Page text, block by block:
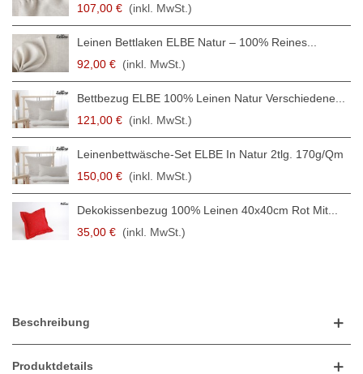
107,00 € (inkl. MwSt.)
Leinen Bettlaken ELBE Natur – 100% Reines...
92,00 € (inkl. MwSt.)
Bettbezug ELBE 100% Leinen Natur Verschiedene...
121,00 € (inkl. MwSt.)
Leinenbettwäsche-Set ELBE In Natur 2tlg. 170g/qm
150,00 € (inkl. MwSt.)
Dekokissenbezug 100% Leinen 40x40cm Rot Mit...
35,00 € (inkl. MwSt.)
Beschreibung
Produktdetails